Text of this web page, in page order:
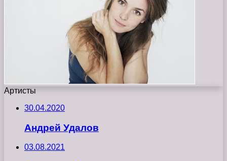
Артисты
30.04.2020
Андрей Удалов
03.08.2021